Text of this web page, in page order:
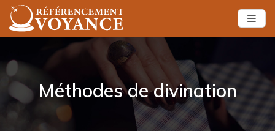
Méthodes de divination